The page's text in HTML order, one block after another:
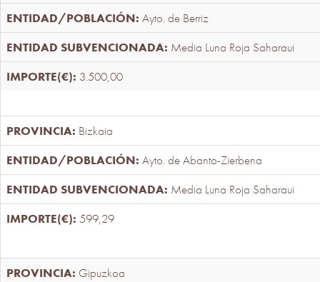
Ayto. de Berriz
Media Luna Roja Saharaui
3.500,00
Bizkaia
Ayto. de Abanto-Zierbena
Media Luna Roja Saharaui
599,29
Gipuzkoa